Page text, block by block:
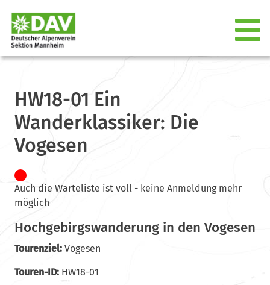
HW18-01 Ein
Wanderklassiker: Die
Vogesen
Auch die Warteliste ist voll - keine Anmeldung mehr
möglich
Hochgebirgswanderung in den Vogesen
Tourenziel:Vogesen
Touren-ID:HW18-01